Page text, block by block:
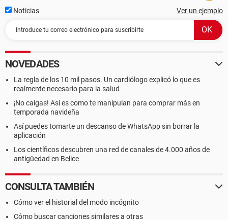
Noticias Ver un ejemplo
NOVEDADES
La regla de los 10 mil pasos. Un cardiólogo explicó lo que es
realmente necesario para la salud
¡No caigas! Así es como te manipulan para comprar más en
temporada navideña
Así puedes tomarte un descanso de WhatsApp sin borrar la
aplicación
Los científicos descubren una red de canales de 4.000 años de
antigüedad en Belice
CONSULTA TAMBIÉN
Cómo ver el historial del modo incógnito
Cómo buscar canciones similares a otras